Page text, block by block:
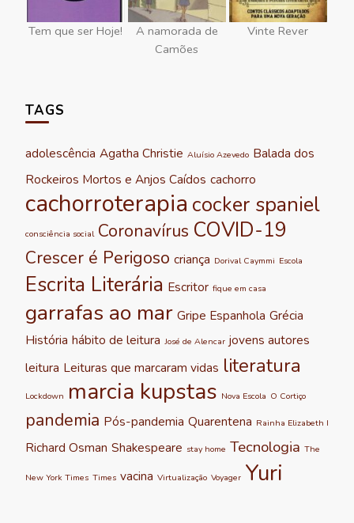
Tem que ser Hoje!
A namorada de
Camões
Vinte Rever
TAGS
adolescência Agatha Christie Aluísio Azevedo Balada dos
Rockeiros Mortos e Anjos Caídos cachorro
cachorroterapia cocker spaniel
consciência social Coronavírus COVID-19
Crescer é Perigoso criança Dorival Caymmi Escola
Escrita Literária Escritor fique em casa
garrafas ao mar Gripe Espanhola Grécia
História hábito de leitura José de Alencar jovens autores
leitura Leituras que marcaram vidas literatura
Lockdown marcia kupstas Nova Escola O Cortiço
pandemia Pós-pandemia Quarentena Rainha Elizabeth I
Richard Osman Shakespeare stay home Tecnologia The
New York Times Times vacina Virtualização Voyager Yuri